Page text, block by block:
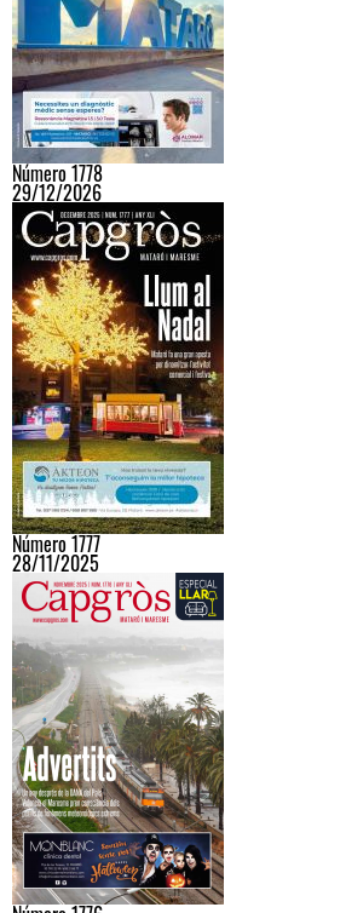
Número 1778
29/12/2026
Número 1777
28/11/2025